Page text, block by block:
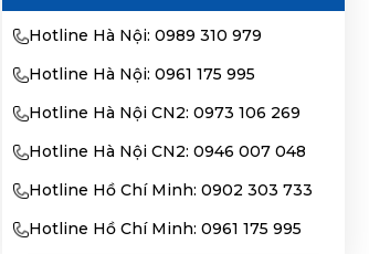
Hotline Hà Nội: 0989 310 979
Hotline Hà Nội: 0961 175 995
Hotline Hà Nội CN2: 0973 106 269
Hotline Hà Nội CN2: 0946 007 048
Hotline Hồ Chí Minh: 0902 303 733
Hotline Hồ Chí Minh: 0961 175 995